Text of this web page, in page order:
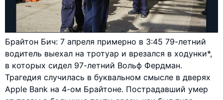
Брайтон Бич: 7 апреля примерно в 3:45 79-летний
водитель выехал на тротуар и врезался в ходунки*,
в которых сидел 97-летний Вольф Фердман.
Трагедия случилась в буквальном смысле в дверях
Apple Bank на 4-ом Брайтоне. Пострадавший умер